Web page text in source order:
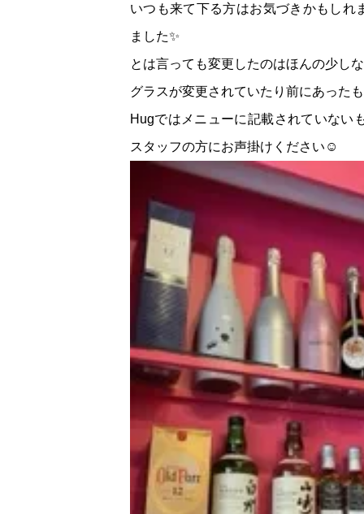
いつも来て下る方はお気づきかもしれ
ました✨
とは言っても変更したのはほんの少し
グラスが変更されていたり前にあった
Hugではメニューに記載されていない
スタッフの方にお声掛けください☺